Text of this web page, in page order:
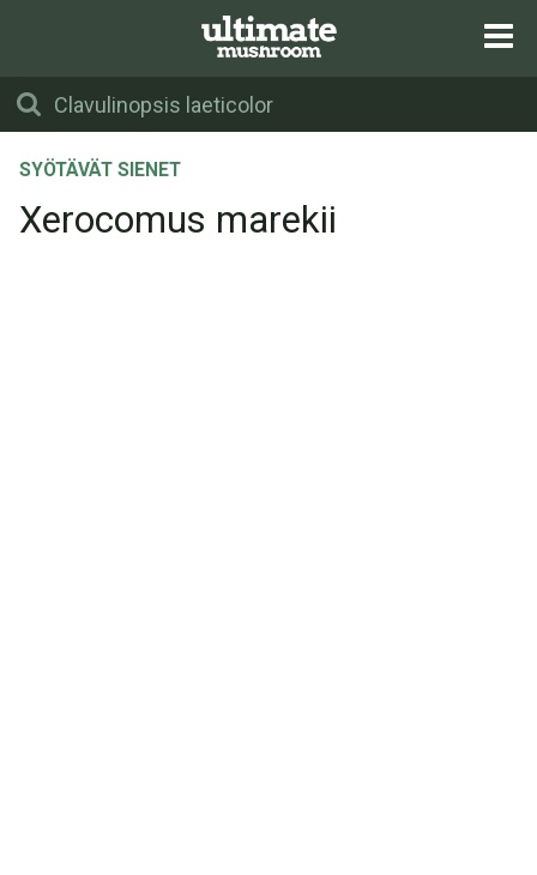
SYÖTÄVÄT SIENET
Xerocomus marekii